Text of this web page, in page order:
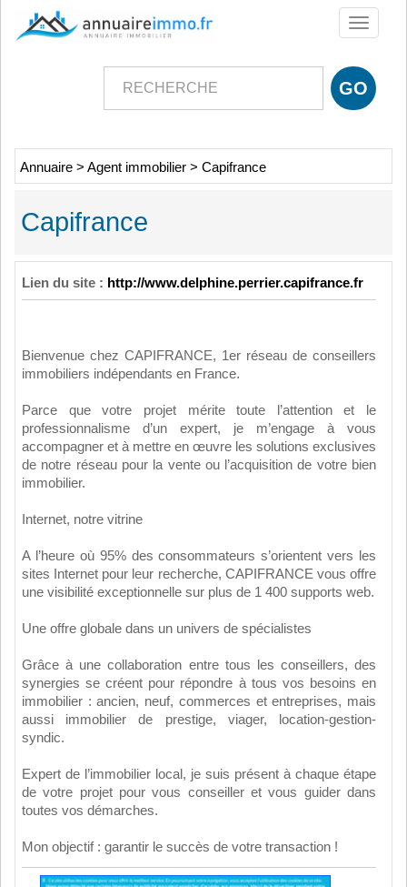
Toggle
Annuaire > Agent immobilier > Capifrance
Capifrance
Lien du site : http://www.delphine.perrier.capifrance.fr
Bienvenue chez CAPIFRANCE, 1er réseau de conseillers
immobiliers indépendants en France.
Parce que votre projet mérite toute l’attention et le
professionnalisme d’un expert, je m’engage à vous
accompagner et à mettre en œuvre les solutions exclusives
de notre réseau pour la vente ou l’acquisition de votre bien
immobilier.
Internet, notre vitrine
A l’heure où 95% des consommateurs s’orientent vers les
sites Internet pour leur recherche, CAPIFRANCE vous offre
une visibilité exceptionnelle sur plus de 1 400 supports web.
Une offre globale dans un univers de spécialistes
Grâce à une collaboration entre tous les conseillers, des
synergies se créent pour répondre à tous vos besoins en
immobilier : ancien, neuf, commerces et entreprises, mais
aussi immobilier de prestige, viager, location-gestion-
syndic.
Expert de l’immobilier local, je suis présent à chaque étape
de votre projet pour vous conseiller et vous guider dans
toutes vos démarches.
Mon objectif : garantir le succès de votre transaction !